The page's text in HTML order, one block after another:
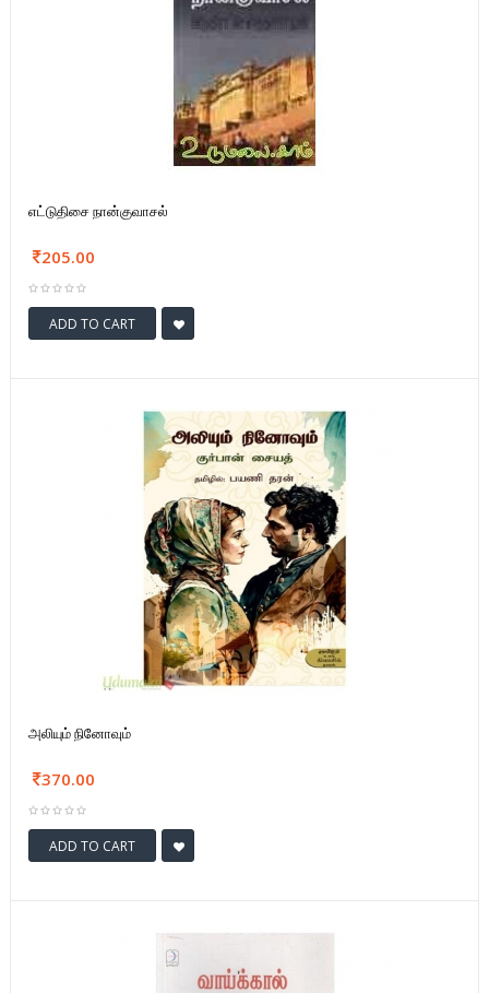
எட்டுதிசை நான்குவாசல்
205.00
ADD TO CART
அலியும் நினோவும்
370.00
ADD TO CART